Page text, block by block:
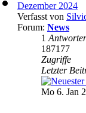
Dezember 2024
Verfasst von
Forum: News
1
187177
Zugriffe
Letzter
Mo 6. Jan